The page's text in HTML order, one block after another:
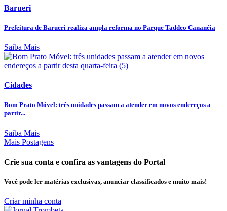
Barueri
Prefeitura de Barueri realiza ampla reforma no Parque Taddeo Cananéia
Saiba Mais
Cidades
Bom Prato Móvel: três unidades passam a atender em novos endereços a
partir...
Saiba Mais
Mais Postagens
Crie sua conta e confira as vantagens do Portal
Você pode ler matérias exclusivas, anunciar classificados e muito mais!
Criar minha conta